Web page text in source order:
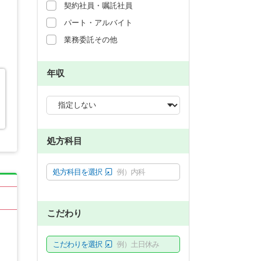
契約社員・嘱託社員
パート・アルバイト
業務委託その他
年収
処方科目
処方科目を選択 例）内科
こだわり
こだわりを選択 例）土日休み